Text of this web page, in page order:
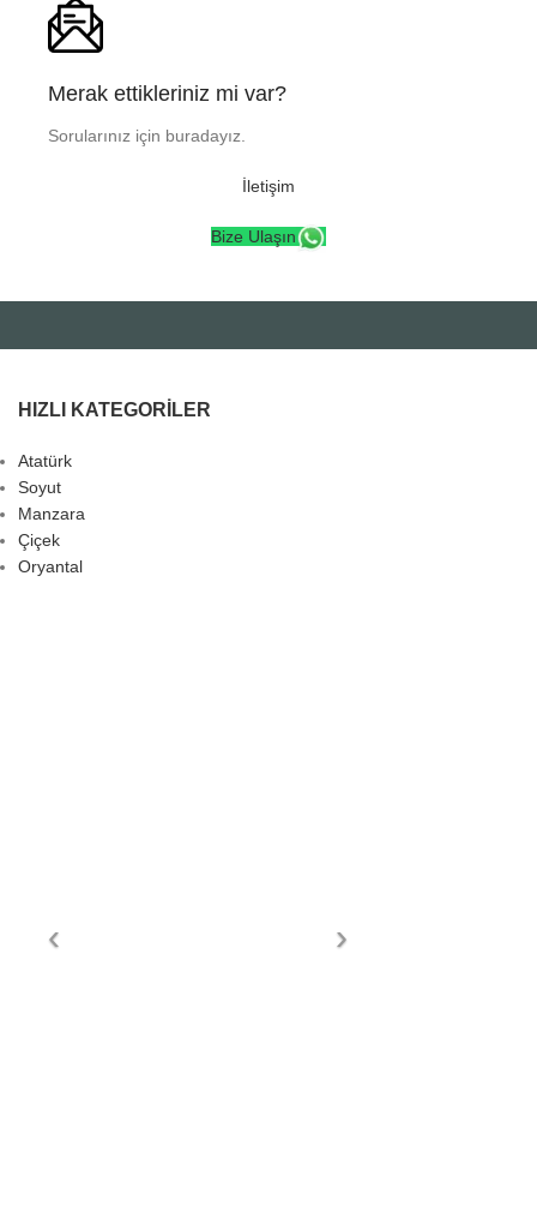
Merak ettikleriniz mi var?
Sorularınız için buradayız.
İletişim
Bize Ulaşın
HIZLI KATEGORILER
Atatürk
Soyut
Manzara
Çiçek
Oryantal